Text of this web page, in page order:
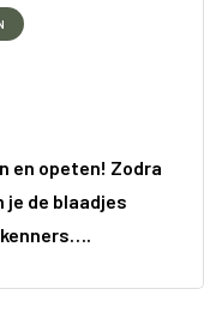
en opeten! Zodra
je de blaadjes